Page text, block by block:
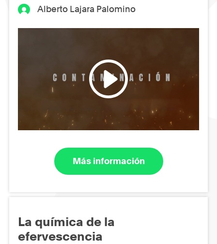
Alberto Lajara Palomino
Más información
La química de la
efervescencia